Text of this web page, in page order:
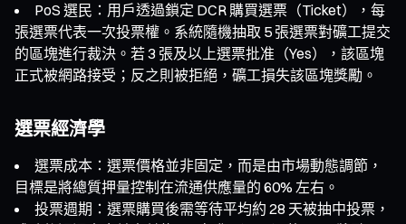
PoS 選民：用戶透過鎖定 DCR 購買選票（Ticket），每
張選票代表一次投票權。系統隨機抽取 5 張選票對礦工提交
的區塊進行裁決。若 3 張及以上選票批准（Yes），該區塊
正式被網路接受；反之則被拒絕，礦工損失該區塊獎勵。
選票經濟學
選票成本：選票價格並非固定，而是由市場動態調節，
目標是將總質押量控制在流通供應量的 60% 左右。
投票週期：選票購買後需等待平均約 28 天被抽中投票，